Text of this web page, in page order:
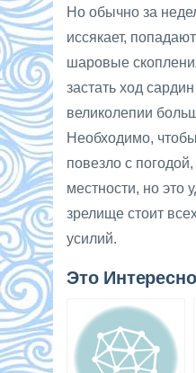
Но обычно за
иссякает,
шаровые
застать ход
великолепии
Необходимо,
повезло с
местности, но это
зрелище стоит
усилий.
Это